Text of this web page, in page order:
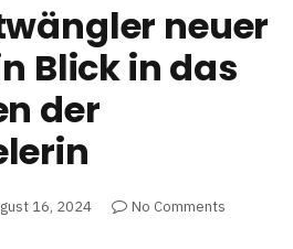
neuer
Blick in das
der
16, 2024
No Comments